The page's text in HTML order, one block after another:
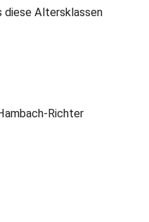
Damen
Team gewonnen.
diese Altersklassen
Richter